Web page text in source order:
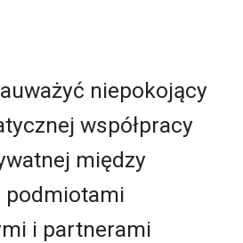
niepokojący
współpracy
między
podmiotami
i partnerami